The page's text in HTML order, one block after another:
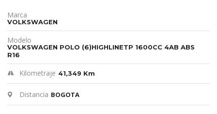
Marca
VOLKSWAGEN
Modelo
VOLKSWAGEN POLO (6)HIGHLINETP 1600CC 4AB ABS
R16
Kilometraje 41,349 Km
Distancia BOGOTA